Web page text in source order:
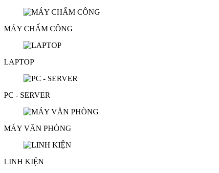
MÁY CHẤM CÔNG
LAPTOP
PC - SERVER
MÁY VĂN PHÒNG
LINH KIỆN